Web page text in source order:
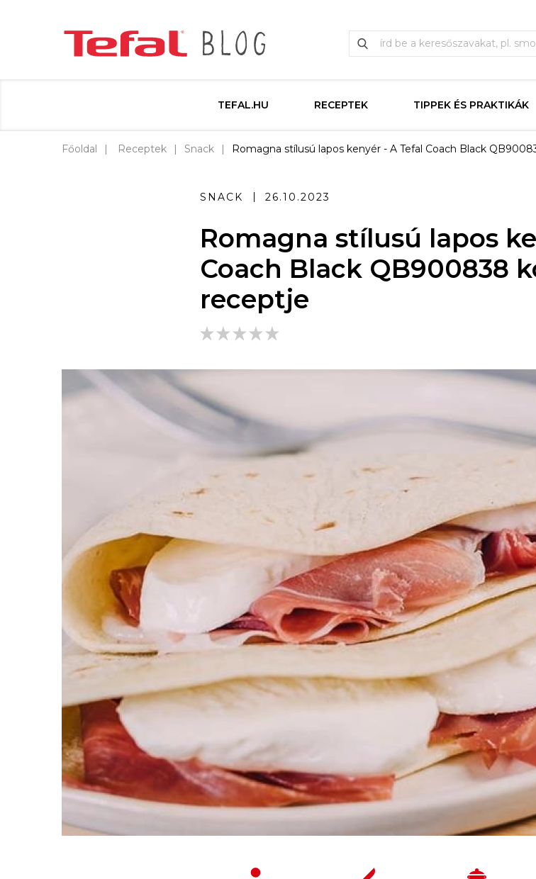
TEFAL.HU RECEPTEK TIPPEK ÉS PRAKTIKÁK
Főoldal Receptek Snack Romagna stílusú lapos kenyér - A Tefal Coach Black
SNACK 26.10.2023
Romagna stílusú lapos
Coach Black QB900838
receptje